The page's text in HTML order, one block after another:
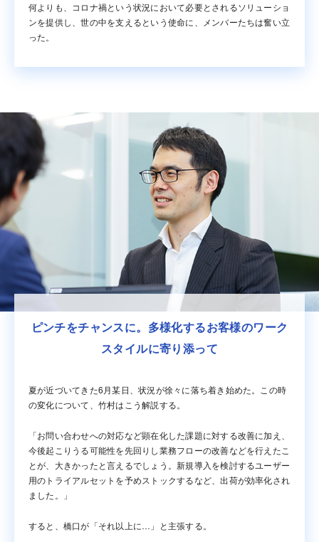
何よりも、コロナ禍という状況において必要とされるソリューショ
ンを提供し、世の中を支えるという使命に、メンバーたちは奮い立
った。
ピンチをチャンスに。多様化するお客様のワーク
スタイルに寄り添って
夏が近づいてきた6月某日、状況が徐々に落ち着き始めた。この時
の変化について、竹村はこう解説する。
「お問い合わせへの対応など顕在化した課題に対する改善に加え、
今後起こりうる可能性を先回りし業務フローの改善などを行えたこ
とが、大きかったと言えるでしょう。新規導入を検討するユーザー
用のトライアルセットを予めストックするなど、出荷が効率化され
ました。」
すると、橋口が「それ以上に…」と主張する。